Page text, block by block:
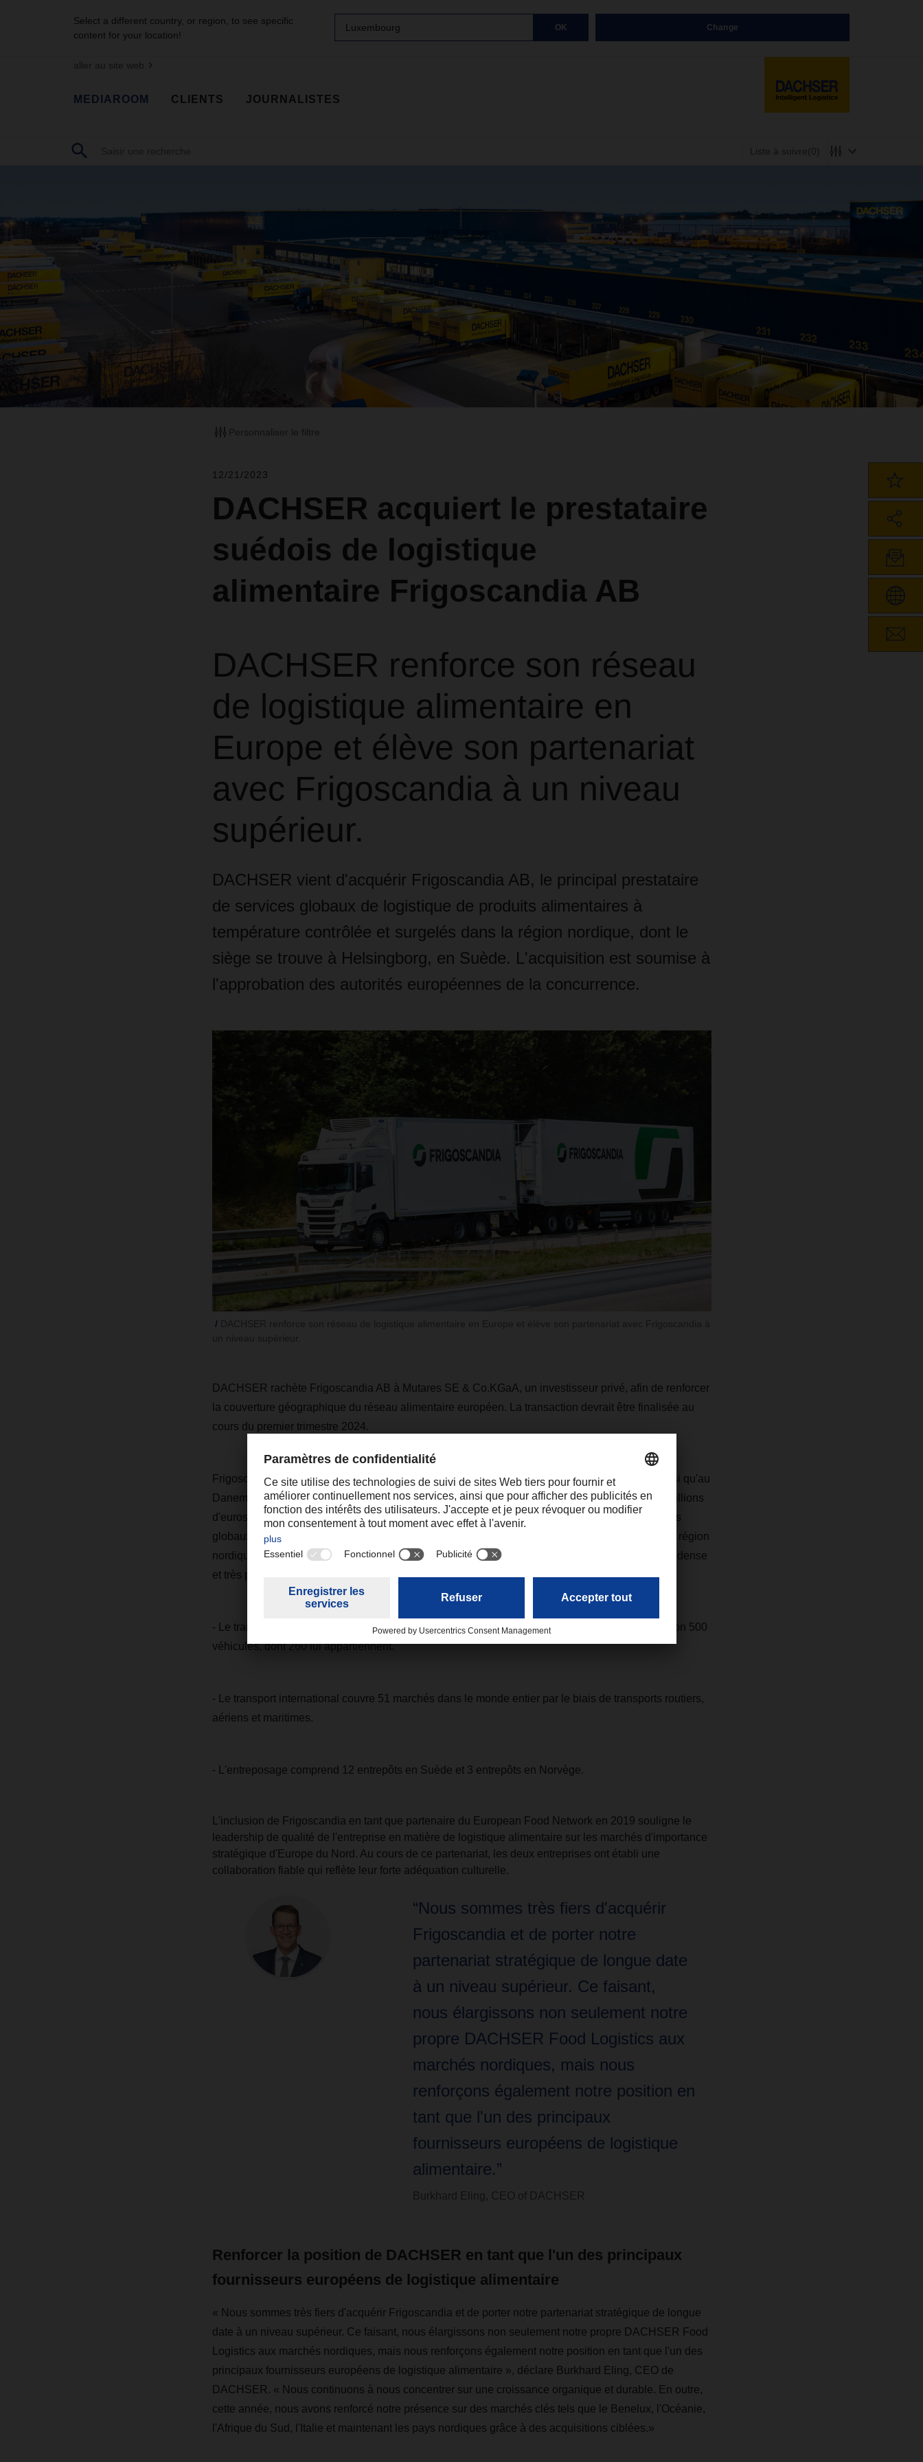
Select a different country, or region, to see specific
content for your location!
Luxembourg OK Change
aller au site web
MEDIAROOM CLIENTS JOURNALISTES
Liste à suivre(0)
Personnaliser le filtre
12/21/2023
DACHSER acquiert le prestataire
suédois de logistique
alimentaire Frigoscandia AB
DACHSER renforce son réseau
de logistique alimentaire en
Europe et élève son partenariat
avec Frigoscandia à un niveau
supérieur.
DACHSER vient d'acquérir Frigoscandia AB, le principal prestataire
de services globaux de logistique de produits alimentaires à
température contrôlée et surgelés dans la région nordique, dont le
siège se trouve à Helsingborg, en Suède. L'acquisition est soumise à
l'approbation des autorités européennes de la concurrence.
DACHSER rachète Frigoscandia AB à Mutares SE & Co.KGaA, un investisseur privé, afin de renforcer
la couverture géographique du réseau alimentaire européen. La transaction devrait être finalisée au
cours du premier trimestre 2024.
Frigoscandia emploie 1 300 personnes, principalement sur son marché principal, la Suède, ainsi qu'au
Danemark, en Norvège, en Finlande et aux Pays-Bas, et générera un chiffre d'affaires de 300 millions
d'euros en 2023. Fondée en 1948, l'entreprise est aujourd'hui le principal fournisseur de services
globaux de logistique pour les produits alimentaires à température contrôlée et surgelés dans la région
nordique. Elle est en mesure d'assurer les livraisons aux points de vente grâce à un réseau très dense
et très performant qui s'articule autour de trois secteurs d'activité:
- Le transport intérieur suédois comprend un réseau de transport national avec une flotte d'environ 500
véhicules, dont 260 lui appartiennent.
- Le transport international couvre 51 marchés dans le monde entier par le biais de transports routiers,
aériens et maritimes.
- L'entreposage comprend 12 entrepôts en Suède et 3 entrepôts en Norvège.
L'inclusion de Frigoscandia en tant que partenaire du European Food Network en 2019 souligne le
leadership de qualité de l'entreprise en matière de logistique alimentaire sur les marchés d'importance
stratégique d'Europe du Nord. Au cours de ce partenariat, les deux entreprises ont établi une
collaboration fiable qui reflète leur forte adéquation culturelle.
“Nous sommes très fiers d'acquérir
Frigoscandia et de porter notre
partenariat stratégique de longue date
à un niveau supérieur. Ce faisant,
nous élargissons non seulement notre
propre DACHSER Food Logistics aux
marchés nordiques, mais nous
renforçons également notre position en
tant que l'un des principaux
fournisseurs européens de logistique
alimentaire.”
Burkhard Eling, CEO of DACHSER
Renforcer la position de DACHSER en tant que l'un des principaux
fournisseurs européens de logistique alimentaire
« Nous sommes très fiers d'acquérir Frigoscandia et de porter notre partenariat stratégique de longue
date à un niveau supérieur. Ce faisant, nous élargissons non seulement notre propre DACHSER Food
Logistics aux marchés nordiques, mais nous renforçons également notre position en tant que l'un des
principaux fournisseurs européens de logistique alimentaire », déclare Burkhard Eling, CEO de
DACHSER. « Nous continuons à nous concentrer sur une croissance organique et durable. En outre,
cette année, nous avons renforcé notre présence sur des marchés clés tels que le Benelux, l'Océanie,
l'Afrique du Sud, l'Italie et maintenant les pays nordiques grâce à des acquisitions ciblées.»